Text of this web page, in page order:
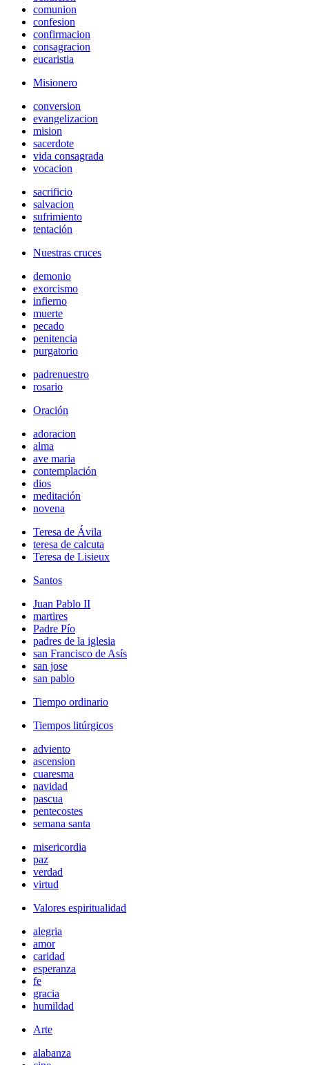
comunion
confesion
confirmacion
consagracion
eucaristia
Misionero
conversion
evangelizacion
mision
sacerdote
vida consagrada
vocacion
sacrificio
salvacion
sufrimiento
tentación
Nuestras cruces
demonio
exorcismo
infierno
muerte
pecado
penitencia
purgatorio
padrenuestro
rosario
Oración
adoracion
alma
ave maria
contemplación
dios
meditación
novena
Teresa de Ávila
teresa de calcuta
Teresa de Lisieux
Santos
Juan Pablo II
martires
Padre Pío
padres de la iglesia
san Francisco de Asís
san jose
san pablo
Tiempo ordinario
Tiempos litúrgicos
adviento
ascension
cuaresma
navidad
pascua
pentecostes
semana santa
misericordia
paz
verdad
virtud
Valores espiritualidad
alegria
amor
caridad
esperanza
fe
gracia
humildad
Arte
alabanza